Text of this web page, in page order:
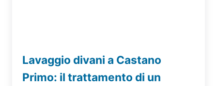
Lavaggio divani a Castano
Primo: il trattamento di un